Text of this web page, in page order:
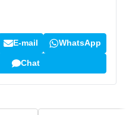
E-mail WhatsApp
Chat